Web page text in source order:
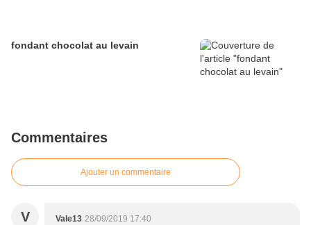
fondant chocolat au levain
Commentaires
Ajouter un commentaire
V Vale13 28/09/2019 17:40